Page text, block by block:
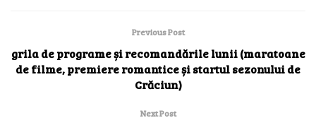
Previous Post
grila de programe și recomandările lunii (maratoane
de filme, premiere romantice și startul sezonului de
Crăciun)
Next Post